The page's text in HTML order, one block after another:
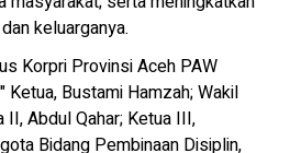
keluarganya.
Korpri Provinsi Aceh PAW
Bustami Hamzah; Wakil
Abdul Qahar; Ketua III,
Bidang Pembinaan Disiplin,